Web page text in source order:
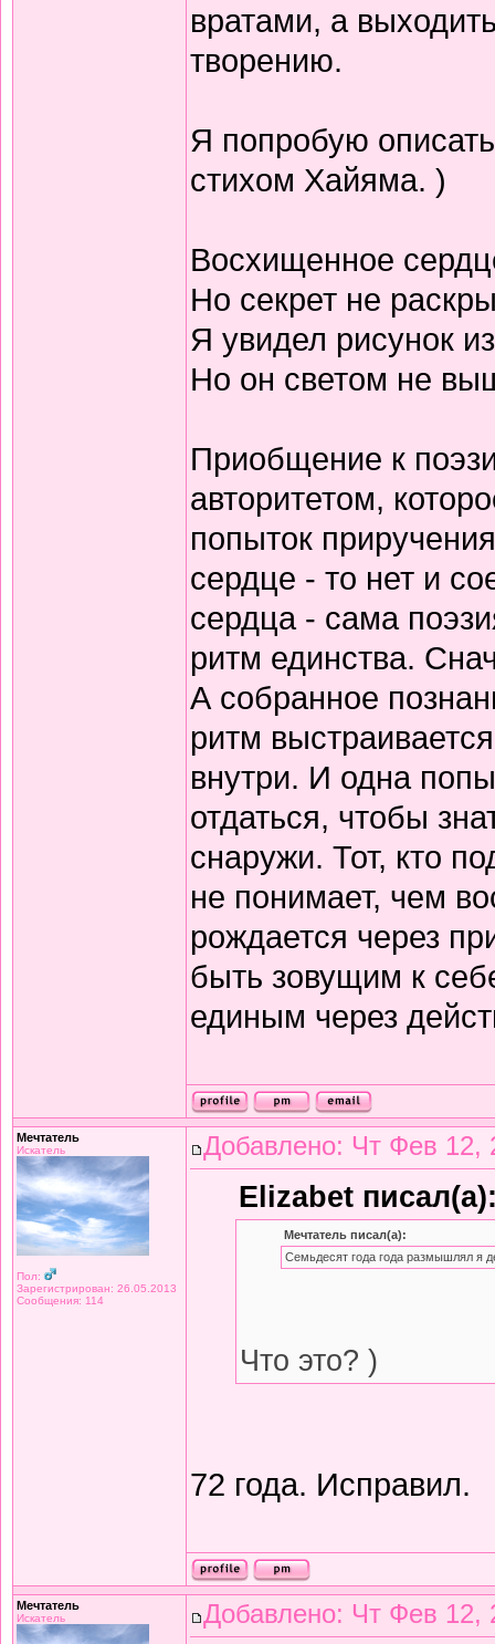
вратами, а
творению.
Я попробую
стихом Хайяма. )
Восхищенное
Но секрет не
Я увидел рисунок
Но он светом не
Приобщение к
авторитетом,
попыток
сердце - то нет и
сердца - сама
ритм единства.
А собранное
ритм
внутри. И одна
отдаться, чтобы
снаружи. Тот, кто
не понимает, чем
рождается через
быть зовущим к
единым через
Мечтатель
Искатель
Пол:
Зарегистрирован: 26.05.2013
Сообщения: 114
Добавлено: Чт Фев 12,
Elizabet
Мечтатель писал(а):
Семьдесят года года размышлял я
Что это? )
72 года. Исправил.
Мечтатель
Искатель Добавлено: Чт Фев 12,